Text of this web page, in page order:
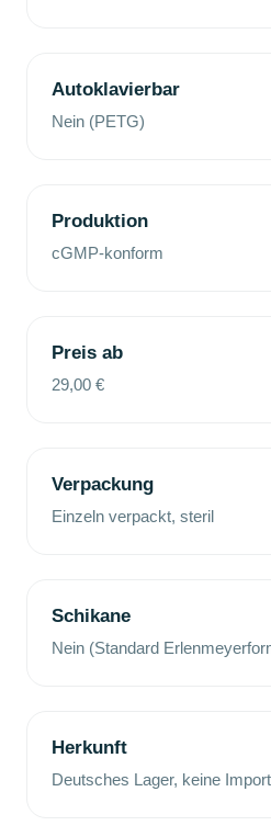
Autoklavierbar
Nein (PETG)
Produktion
cGMP-konform
Preis ab
29,00 €
Verpackung
Einzeln verpackt, steril
Schikane
Nein (Standard
Herkunft
Deutsches Lager, keine